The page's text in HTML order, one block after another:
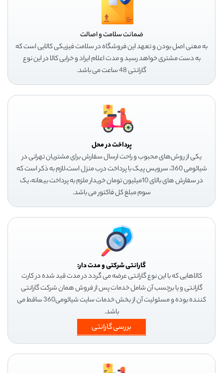
ضمانت سلامت و اصالت
به معنی اصل بودن و تعهد این فروشگاه در سلامت فیزیکی کالایی است که
به دست مشتری خواهد رسید و مدت اعلام ایراد و خرابی کالا در این نوع
گارانتی 48 ساعت می باشد.
پرداخت در محل
یکی از روش‌های محبوب و راحت ارسال سفارش برای مشتریان تهرانی در
شیائومی 360، سرویس پیک با پرداخت درب منزل است،لازم به ذکر است که
در سفارش های بالای 10میلیون تومان خریدار ملزم به پرداخت بیعانه، یک
سوم مبلغ کل فاکتور می باشد.
گارانتی شرکتی و مدت دار:
کالاهایی که با این نوع گارانتی عرضه می گردد در مدت قید شده در کارت
گارانتی و یا برچسب آن شامل خدمات پس از فروش همان شرکت گارانتی
کننده بوده و مسئولیت آن از بخش خدمات سایت شیائومی360 ساقط می
باشد.
بررسی گارانتی